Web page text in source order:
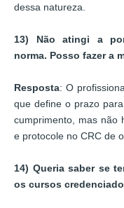
dessa natureza.
13) Não atingi a
norma. Posso fazer a
Resposta: O
que define o prazo
cumprimento, mas não
e protocole no CRC de
14) Queria saber se
os cursos